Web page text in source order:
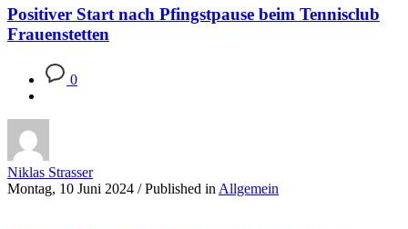
Positiver Start nach Pfingstpause beim Tennisclub
Frauenstetten
0
Niklas Strasser
Montag, 10 Juni 2024 / Published in Allgemein